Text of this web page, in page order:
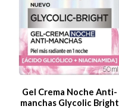
Gel Crema Noche Anti-
manchas Glycolic Bright